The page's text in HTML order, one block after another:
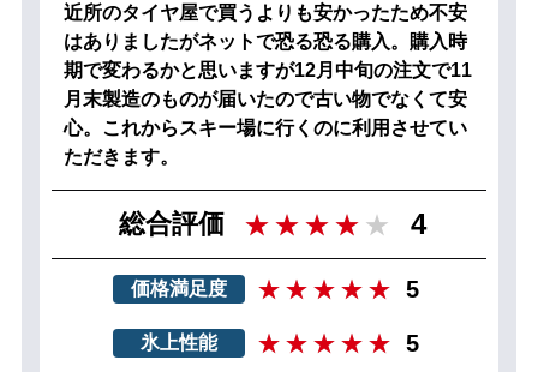
近所のタイヤ屋で買うよりも安かったため不安
はありましたがネットで恐る恐る購入。購入時
期で変わるかと思いますが12月中旬の注文で11
月末製造のものが届いたので古い物でなくて安
心。これからスキー場に行くのに利用させてい
ただきます。
総合評価 4
価格満足度 5
氷上性能 5